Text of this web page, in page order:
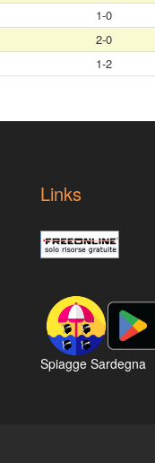
1-0
2-0
1-2
Links
Spiagge Sardegna